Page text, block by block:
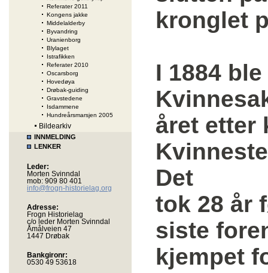
Referater 2011
Kongens jakke
Middelalderby
Byvandring
Uranienborg
Blylaget
Istrafikken
Referater 2010
Oscarsborg
Hovedøya
Drøbak-guiding
Gravstedene
Isdammene
Hundreårsmarsjen 2005
Bildearkiv
INNMELDING
LENKER
Leder:
Morten Svinndal
mob: 909 80 401
info@frogn-historielag.org
Adresse:
Frogn Historielag
c/o leder Morten Svinndal
Åmålveien 47
1447 Drøbak
Bankgironr:
0530 49 53618
kronglet
I 1884
året etter
Det
tok 28 år
siste
kjempet